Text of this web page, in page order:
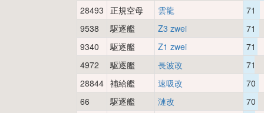
28493 正規空母 雲龍
71
9538
駆逐艦 Z3 zwei
71
9340
駆逐艦 Z1 zwei
71
4972
駆逐艦 長波改
71
28844 補給艦 速吸改
70
66
駆逐艦 漣改
70